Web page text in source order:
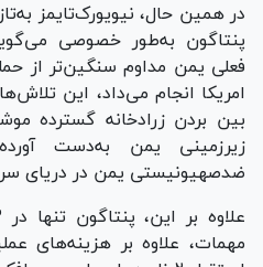
در همین حال، نیویورک‌تایمز
پنتاگون به‌طور خصوصی
فعلی یمن مداوم سنگین‌تر از
امریکا انجام می‌داد، این
بین بردن زرادخانه گسترده
زیرزمینی یمن به‌دست
ضدصهیونیستی یمن در دریای
مهمات، علاوه بر هزینه‌های